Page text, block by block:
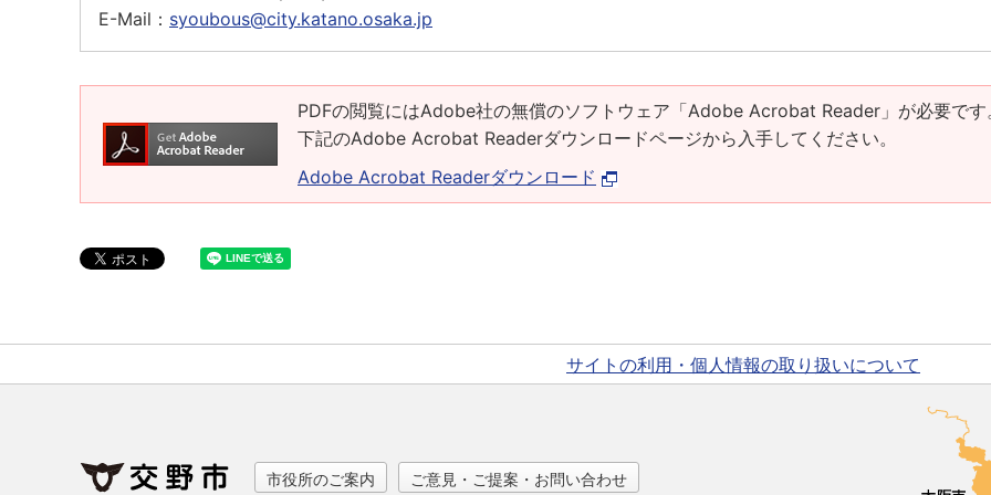
E-Mail： syoubous@city.katano.osaka.jp
PDFの閲覧にはAdobe社の無償のソフトウェア「Adobe Acrobat Reader」が必要です
下記のAdobe Acrobat Readerダウンロードページから入手してください。
Adobe Acrobat Readerダウンロード
サイトの利用・個人情報の取り扱いについて
市役所のご案内 ご意見・ご提案・お問い合わせ